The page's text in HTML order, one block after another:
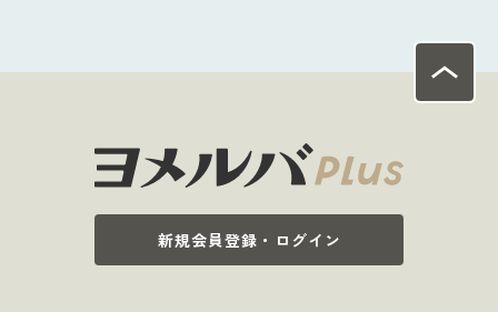
新規会員登録・ログイン